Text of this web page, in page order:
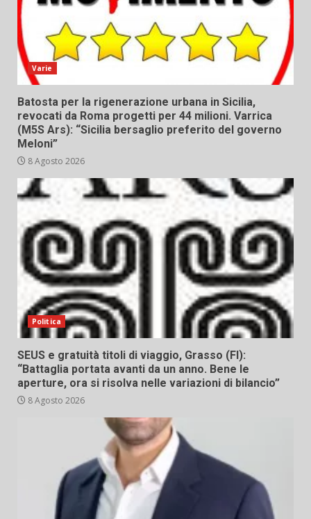
Varie
Batosta per la rigenerazione urbana in Sicilia,
revocati da Roma progetti per 44 milioni. Varrica
(M5S Ars): “Sicilia bersaglio preferito del governo
Meloni”
8 Agosto 2026
Politica
SEUS e gratuità titoli di viaggio, Grasso (FI):
“Battaglia portata avanti da un anno. Bene le
aperture, ora si risolva nelle variazioni di bilancio”
8 Agosto 2026